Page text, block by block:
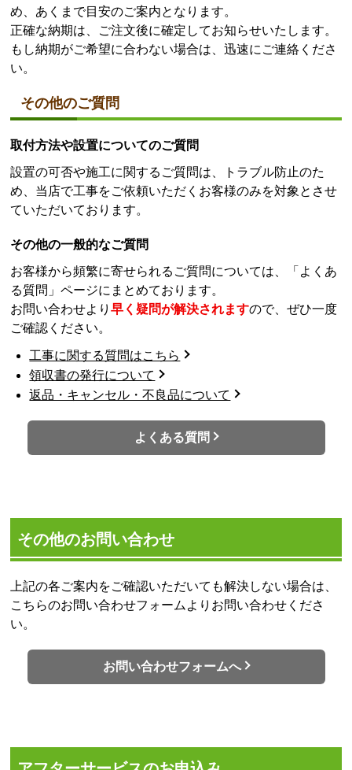
め、あくまで目安のご案内となります。
正確な納期は、ご注文後に確定してお知らせいたします。
もし納期がご希望に合わない場合は、迅速にご連絡くださ
い。
その他のご質問
取付方法や設置についてのご質問
設置の可否や施工に関するご質問は、トラブル防止のた
め、当店で工事をご依頼いただくお客様のみを対象とさせ
ていただいております。
その他の一般的なご質問
お客様から頻繁に寄せられるご質問については、「よくあ
る質問」ページにまとめております。
お問い合わせより早く疑問が解決されますので、ぜひ一度
ご確認ください。
工事に関する質問はこちら
領収書の発行について
返品・キャンセル・不良品について
よくある質問
その他のお問い合わせ
上記の各ご案内をご確認いただいても解決しない場合は、
こちらのお問い合わせフォームよりお問い合わせくださ
い。
お問い合わせフォームへ